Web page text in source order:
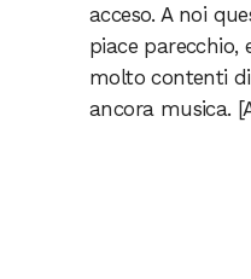
acceso. A noi
piace parecchio,
molto contenti
ancora musica.